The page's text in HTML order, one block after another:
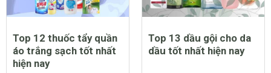
Top 12 thuốc tẩy quần
áo trắng sạch tốt nhất
hiện nay
Top 13 dầu gội cho da
dầu tốt nhất hiện nay